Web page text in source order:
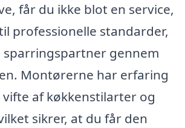
får du ikke blot en service,
professionelle standarder,
sparringspartner gennem
Montørerne har erfaring
af køkkenstilarter og
sikrer, at du får den